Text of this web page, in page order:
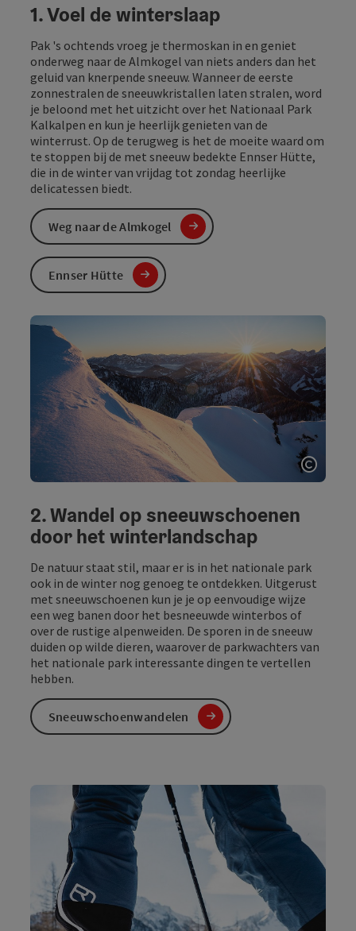
1. Voel de winterslaap
Pak 's ochtends vroeg je thermoskan in en geniet
onderweg naar de Almkogel van niets anders dan het
geluid van knerpende sneeuw. Wanneer de eerste
zonnestralen de sneeuwkristallen laten stralen, word
je beloond met het uitzicht over het Nationaal Park
Kalkalpen en kun je heerlijk genieten van de
winterrust. Op de terugweg is het de moeite waard om
te stoppen bij de met sneeuw bedekte Ennser Hütte,
die in de winter van vrijdag tot zondag heerlijke
delicatessen biedt.
Weg naar de Almkogel
Ennser Hütte
Start
2. Wandel op sneeuwschoenen
door het winterlandschap
De natuur staat stil, maar er is in het nationale park
ook in de winter nog genoeg te ontdekken. Uitgerust
met sneeuwschoenen kun je je op eenvoudige wijze
een weg banen door het besneeuwde winterbos of
over de rustige alpenweiden. De sporen in de sneeuw
duiden op wilde dieren, waarover de parkwachters van
het nationale park interessante dingen te vertellen
hebben.
Sneeuwschoenwandelen